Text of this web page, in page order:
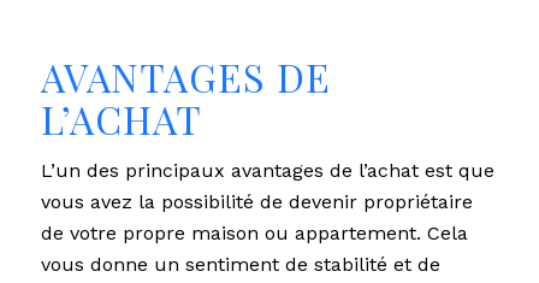
AVANTAGES DE
L’ACHAT
L’un des principaux avantages de l’achat est que
vous avez la possibilité de devenir propriétaire
de votre propre maison ou appartement. Cela
vous donne un sentiment de stabilité et de